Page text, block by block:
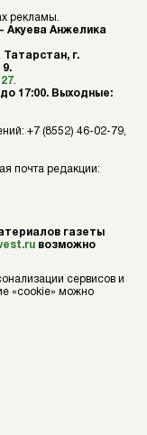
рекламы.
Акуева Анжелика
Татарстан, г.
17:00. Выходные:
+7 (8552) 46-02-79,
почта редакции:
газеты
возможно
сервисов и
«cookie» можно